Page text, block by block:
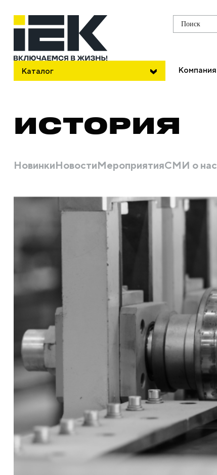
Каталог
Поиск
Компания
ИСТОРИЯ
НовинкиНовостиМероприятияСМИ о нас